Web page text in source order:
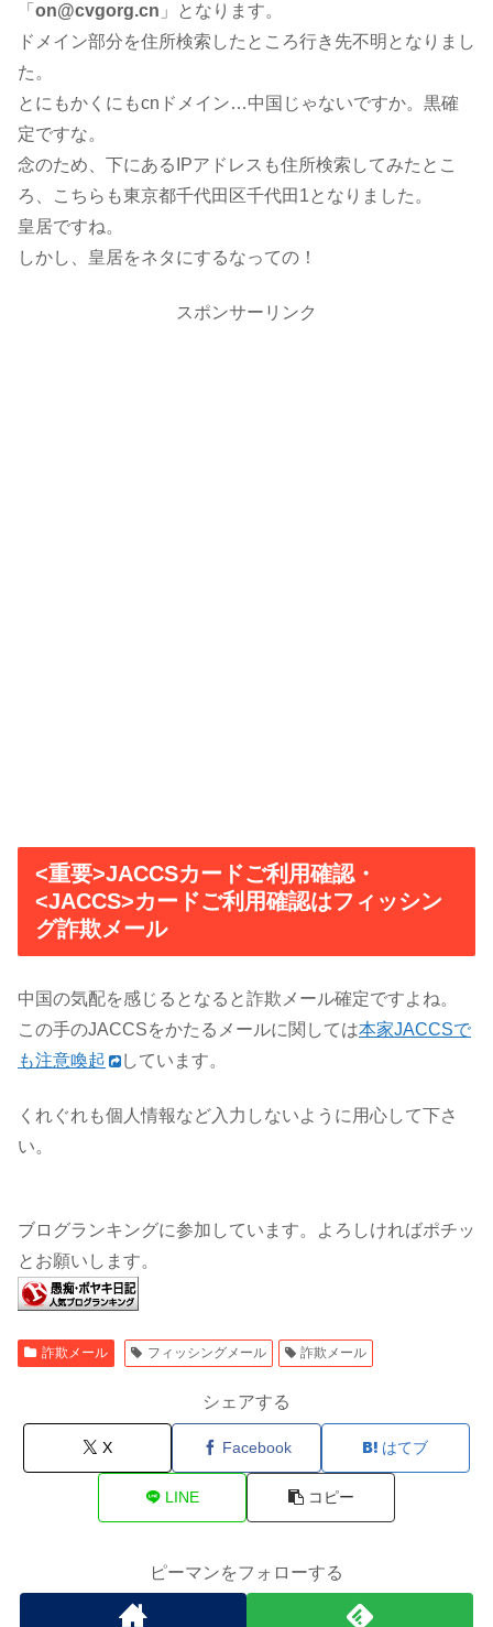
「 on@cvgorg.cn 」となります。
ドメイン部分を住所検索したところ行き先不明となりまし
た。
とにもかくにもcnドメイン…中国じゃないですか。黒確
定ですな。
念のため、下にあるIPアドレスも住所検索してみたとこ
ろ、こちらも東京都千代田区千代田1となりました。
皇居ですね。
しかし、皇居をネタにするなっての！
スポンサーリンク
<重要>JACCSカードご利用確認・
<JACCS>カードご利用確認はフィッシン
グ詐欺メール
中国の気配を感じるとなると詐欺メール確定ですよね。
この手のJACCSをかたるメールに関しては本家JACCSで
も注意喚起
しています。
くれぐれも個人情報など入力しないように用心して下さ
い。
ブログランキングに参加しています。よろしければポチッ
とお願いします。
詐欺メール フィッシングメール 詐欺メール
シェアする
X Facebook はてブ
LINE コピー
ピーマンをフォローする